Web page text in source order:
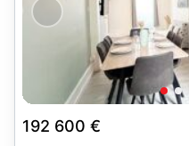
192 600 €